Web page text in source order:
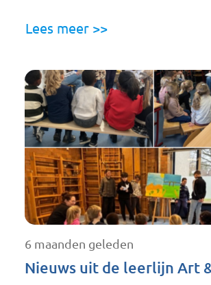
Lees meer >>
6 maanden geleden
Nieuws uit de leerlijn Art